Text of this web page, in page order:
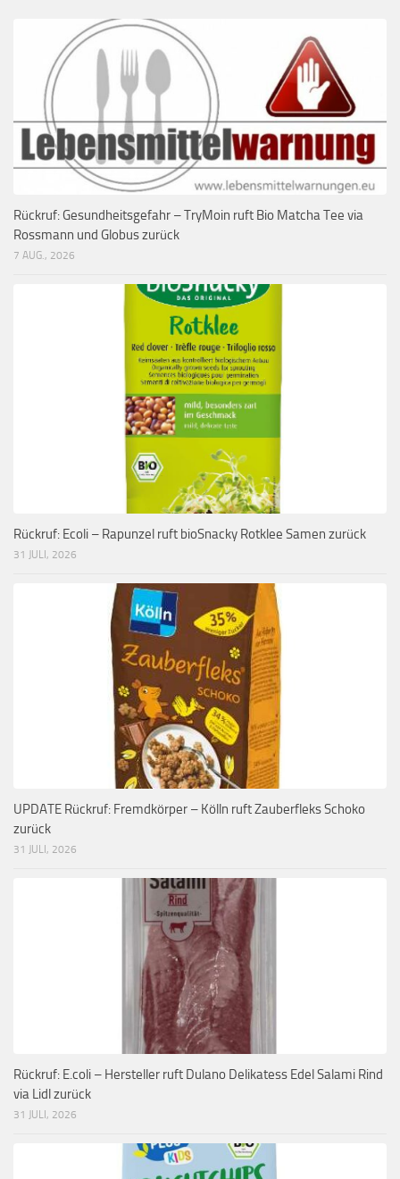
Rückruf: Gesundheitsgefahr – TryMoin ruft Bio Matcha Tee via
Rossmann und Globus zurück
7 AUG., 2026
Rückruf: Ecoli – Rapunzel ruft bioSnacky Rotklee Samen zurück
31 JULI, 2026
UPDATE Rückruf: Fremdkörper – Kölln ruft Zauberfleks Schoko
zurück
31 JULI, 2026
Rückruf: E.coli – Hersteller ruft Dulano Delikatess Edel Salami Rind
via Lidl zurück
31 JULI, 2026